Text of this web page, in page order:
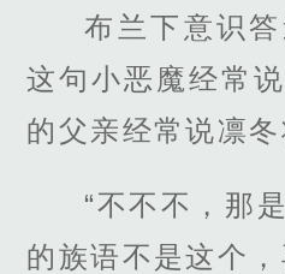
布兰下意识
这句小恶魔经常
的父亲经常说凛冬
“不不不，那
的族语不是这个